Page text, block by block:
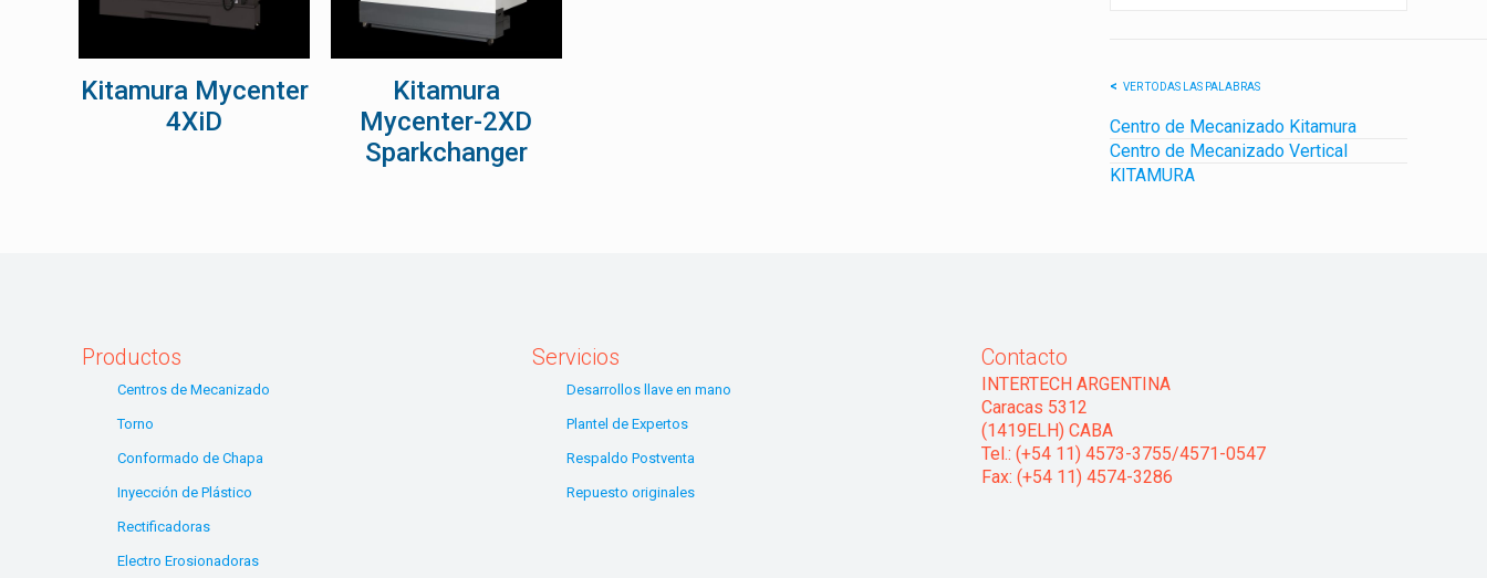
Kitamura Mycenter
4XiD
Kitamura
Mycenter-2XD
Sparkchanger
VER TODAS LAS PALABRAS
Centro de Mecanizado Kitamura
Centro de Mecanizado Vertical
KITAMURA
Productos
Centros de Mecanizado
Torno
Conformado de Chapa
Inyección de Plástico
Rectificadoras
Electro Erosionadoras
Servicios
Desarrollos llave en mano
Plantel de Expertos
Respaldo Postventa
Repuesto originales
Contacto
INTERTECH ARGENTINA
Caracas 5312
(1419ELH) CABA
Tel.: (+54 11) 4573-3755/4571-0547
Fax: (+54 11) 4574-3286